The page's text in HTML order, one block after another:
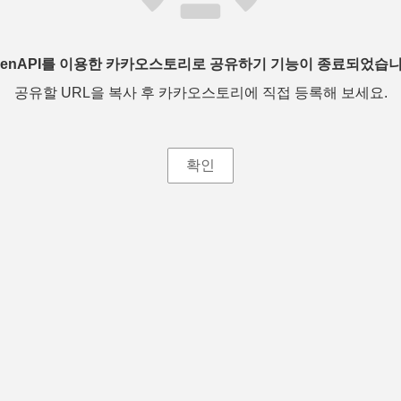
를 이용한 카카오스토리로 공유하기 기능이 종료되었습
공유할 URL을 복사 후 카카오스토리에 직접 등록해 보세요.
확인